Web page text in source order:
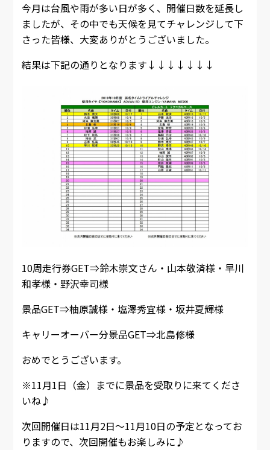
今月は台風や雨が多い日が多く、開催日数を延長し
ましたが、その中でも天候を見てチャレンジして下
さった皆様、大変ありがとうございました。
結果は下記の通りとなります↓↓↓↓↓↓↓
10周走行券GET⇒鈴木崇文さん・山本敬済様・早川
和孝様・野沢幸司様
景品GET⇒柚原誠様・塩澤秀宜様・坂井夏輝様
キャリーオーバー分景品GET⇒北島修様
おめでとうございます。
※11月1日（金）までに景品を受取りに来てくださ
いね♪
次回開催日は11月2日～11月10日の予定となってお
りますので、次回開催もお楽しみに♪